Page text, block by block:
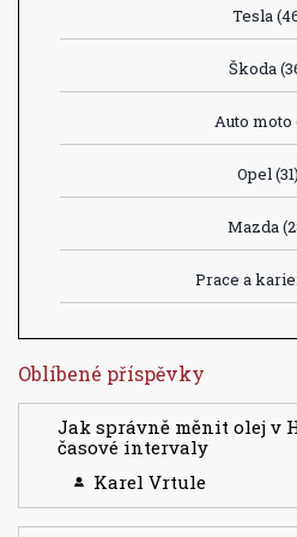
Tesla
Škoda
Auto moto
Opel(31)
Mazda
Prace a
Oblíbené příspěvky
Jak správně měnit olej v
časové intervaly
Karel Vrtule